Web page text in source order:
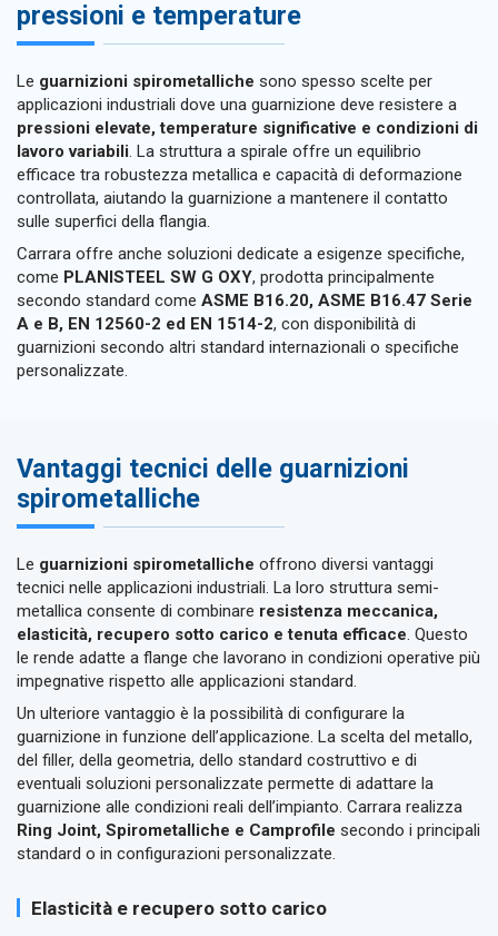
pressioni e temperature
Le guarnizioni spirometalliche sono spesso scelte per
applicazioni industriali dove una guarnizione deve resistere a
pressioni elevate, temperature significative e condizioni di
lavoro variabili. La struttura a spirale offre un equilibrio
efficace tra robustezza metallica e capacità di deformazione
controllata, aiutando la guarnizione a mantenere il contatto
sulle superfici della flangia.
Carrara offre anche soluzioni dedicate a esigenze specifiche,
come PLANISTEEL SW G OXY, prodotta principalmente
secondo standard come ASME B16.20, ASME B16.47 Serie
A e B, EN 12560-2 ed EN 1514-2, con disponibilità di
guarnizioni secondo altri standard internazionali o specifiche
personalizzate.
Vantaggi tecnici delle guarnizioni
spirometalliche
Le guarnizioni spirometalliche offrono diversi vantaggi
tecnici nelle applicazioni industriali. La loro struttura semi-
metallica consente di combinare resistenza meccanica,
elasticità, recupero sotto carico e tenuta efficace. Questo
le rende adatte a flange che lavorano in condizioni operative più
impegnative rispetto alle applicazioni standard.
Un ulteriore vantaggio è la possibilità di configurare la
guarnizione in funzione dell’applicazione. La scelta del metallo,
del filler, della geometria, dello standard costruttivo e di
eventuali soluzioni personalizzate permette di adattare la
guarnizione alle condizioni reali dell’impianto. Carrara realizza
Ring Joint, Spirometalliche e Camprofile secondo i principali
standard o in configurazioni personalizzate.
Elasticità e recupero sotto carico